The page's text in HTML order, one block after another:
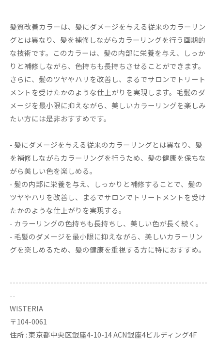
髪質改善カラーは、髪にダメージを与える従来のカラーリン
グとは異なり、髪を補修しながらカラーリングを行う画期的
な技術です。このカラーは、髪の内部に栄養を与え、しっか
りと補修しながら、色持ちも長持ちさせることができます。
さらに、髪のツヤやハリを改善し、まるでサロンでトリート
メントを受けたかのような仕上がりを実現します。毛髪のダ
メージを最小限に抑えながら、美しいカラーリングを楽しみ
たい方には是非おすすめです。
- 髪にダメージを与える従来のカラーリングとは異なり、髪
を補修しながらカラーリングを行うため、髪の健康を保ちな
がら美しい色を楽しめる。
- 髪の内部に栄養を与え、しっかりと補修することで、髪の
ツヤやハリを改善し、まるでサロンでトリートメントを受け
たかのような仕上がりを実現する。
- カラーリングの色持ちも長持ちし、美しい色が長く続く。
- 毛髪のダメージを最小限に抑えながら、美しいカラーリン
グを楽しめるため、髪の健康を重視する方に特におすすめ。
--------------------------------------------------------------------
--
WISTERIA
〒104-0061
住所 : 東京都中央区銀座4-10-14 ACN銀座4ビルディング4F